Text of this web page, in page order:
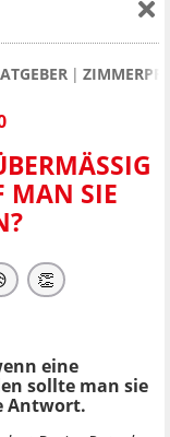
L
SIE A
👏
eine
sollte man sie
Antwort.